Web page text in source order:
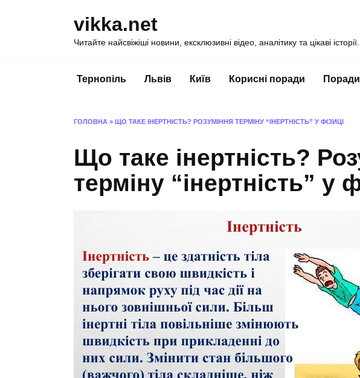
vikka.net
Читайте найсвіжіші новини, ексклюзивні відео, аналітику та цікаві
Тернопіль Львів Київ Корисні поради Поради
ГОЛОВНА » ЩО ТАКЕ ІНЕРТНІСТЬ? РОЗУМІННЯ ТЕРМІНУ “ІНЕРТНІСТЬ” У ФІЗИЦІ
Що таке інертність?
терміну “інертність” у